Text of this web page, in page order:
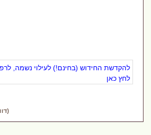
להקדשת החידוש (בחינם!) לעילוי נשמה,
לחץ כאן